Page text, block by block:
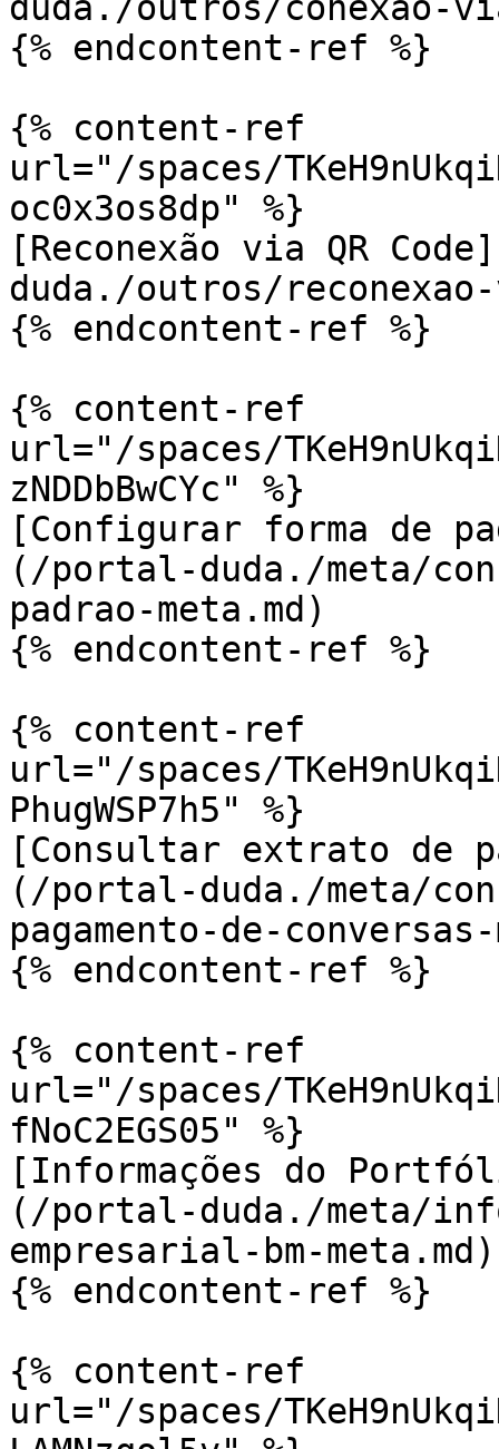
{% endcontent-ref %}
{% content-ref
url="/spaces/
oc0x3os8dp" %}
[Reconexão via QR
duda./outros/
{% endcontent-ref %}
{% content-ref
url="/spaces/
zNDDbBwCYc" %}
[Configurar forma de
(/portal-duda./meta/
padrao-meta.md)
{% endcontent-ref %}
{% content-ref
url="/spaces/
PhugWSP7h5" %}
[Consultar extrato de
(/portal-duda./meta/
pagamento-de-
{% endcontent-ref %}
{% content-ref
url="/spaces/
fNoC2EGS05" %}
[Informações do
(/portal-duda./meta/
empresarial-bm-meta.md)
{% endcontent-ref %}
{% content-ref
url="/spaces/